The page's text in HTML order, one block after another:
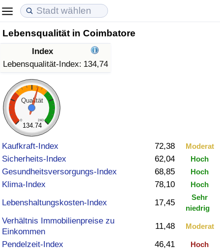
Lebensqualität in Coimbatore
Index
Lebensqualität-Index: 134,74
Qualität
0 240
134.74
Kaufkraft-Index 72,38 Moderat
Sicherheits-Index 62,04 Hoch
Gesundheitsversorgungs-Index 68,85 Hoch
Klima-Index 78,10 Hoch
Lebenshaltungskosten-Index 17,45
Sehr
niedrig
Verhältnis Immobilienpreise zu
Einkommen
11,48 Moderat
Pendelzeit-Index 46,41 Hoch
Lebenshaltungskosten
Lebenshaltungskosten-Index (aktuell)
Lebenshaltungskosten-Index
Lebenshaltungskosten-Index nach Land
in Akaba
Immobilienpreise
Immobilienpreis-Index (aktuell)
Immobilienpreis-Index
Immobilienpreis-Index nach Land
Lebensqualität
Lebensqualität-Index
Lebensqualität-Index (aktuell)
Lebensqualitätsindex nach Land
Kriminalität
Kriminalitäts-Index (aktuell)
Kriminalitäts-Index
Gesundheitsversorgung